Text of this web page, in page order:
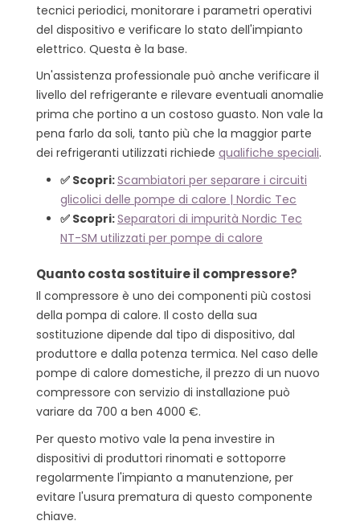
tecnici periodici, monitorare i parametri operativi
del dispositivo e verificare lo stato dell'impianto
elettrico. Questa è la base.
Un'assistenza professionale può anche verificare il
livello del refrigerante e rilevare eventuali anomalie
prima che portino a un costoso guasto. Non vale la
pena farlo da soli, tanto più che la maggior parte
dei refrigeranti utilizzati richiede qualifiche speciali.
✅ Scopri:Scambiatori per separare i circuiti
glicolici delle pompe di calore | Nordic Tec
✅ Scopri:Separatori di impurità Nordic Tec
NT-SM utilizzati per pompe di calore
Quanto costa sostituire il compressore?
Il compressore è uno dei componenti più costosi
della pompa di calore. Il costo della sua
sostituzione dipende dal tipo di dispositivo, dal
produttore e dalla potenza termica. Nel caso delle
pompe di calore domestiche, il prezzo di un nuovo
compressore con servizio di installazione può
variare da 700 a ben 4000 €.
Per questo motivo vale la pena investire in
dispositivi di produttori rinomati e sottoporre
regolarmente l'impianto a manutenzione, per
evitare l'usura prematura di questo componente
chiave.